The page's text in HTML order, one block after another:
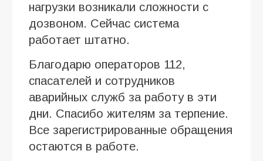
нагрузки возникали сложности с
дозвоном. Сейчас система
работает штатно.
Благодарю операторов 112,
спасателей и сотрудников
аварийных служб за работу в эти
дни. Спасибо жителям за терпение.
Все зарегистрированные обращения
остаются в работе.